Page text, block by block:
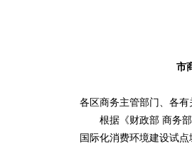
市
各区商务主管部门、各有
根据《财政部 商务部
国际化消费环境建设试